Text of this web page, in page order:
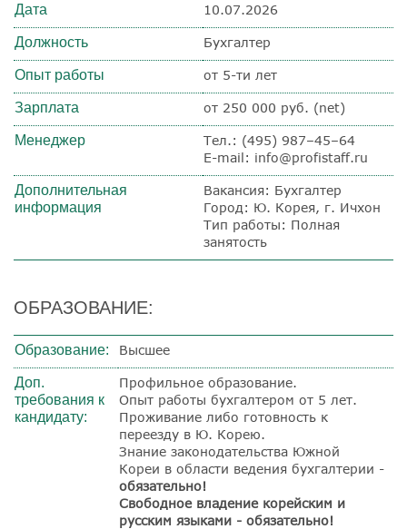
Дата 10.07.2026
Должность Бухгалтер
Опыт работы от 5-ти лет
Зарплата от 250 000 руб. (net)
Менеджер
Тел.: (495) 987–45–64
E-mail: info@profistaff.ru
Дополнительная
информация
Вакансия: Бухгалтер
Город: Ю. Корея, г. Ичхон
Тип работы: Полная
занятость
ОБРАЗОВАНИЕ:
Образование: Высшее
Доп.
требования к
кандидату:
Профильное образование.
Опыт работы бухгалтером от 5 лет.
Проживание либо готовность к
переезду в Ю. Корею.
Знание законодательства Южной
Кореи в области ведения бухгалтерии -
обязательно!
Свободное владение корейским и
русским языками - обязательно!